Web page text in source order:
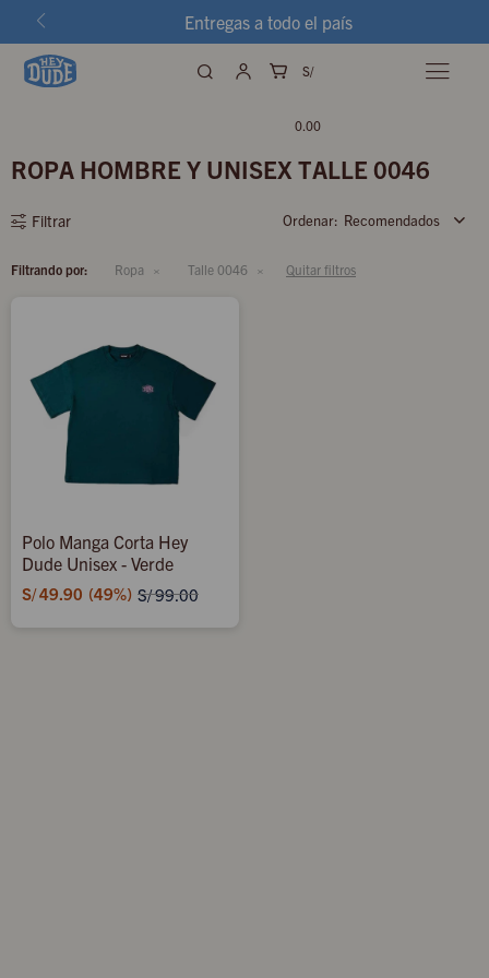
Entregas a todo el país
S/
0.00

ROPA HOMBRE Y UNISEX TALLE 0046
Recomendados
Filtrando por: Ropa Talle 0046 Quitar filtros
Polo Manga Corta Hey
Dude Unisex - Verde
S/49.90 49 S/99.00